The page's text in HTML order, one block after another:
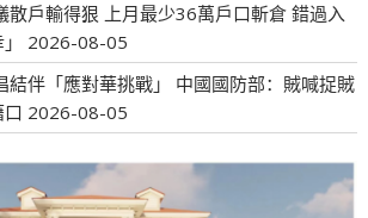
散戶輸得狠 上月最少36萬戶口斬倉 錯過入
2026-08-05
結伴「應對華挑戰」 中國國防部：賊喊捉賊
2026-08-05